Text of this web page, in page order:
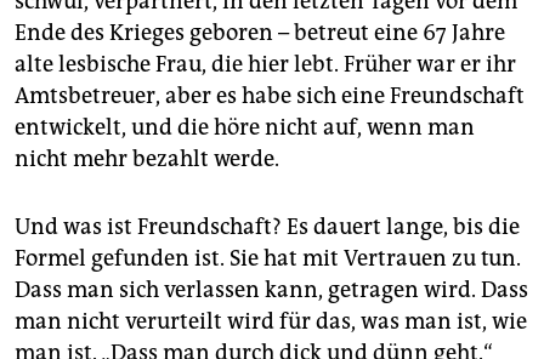
Ende des Krieges geboren – betreut eine 67 Jahre
alte lesbische Frau, die hier lebt. Früher war er ihr
Amtsbetreuer, aber es habe sich eine Freundschaft
entwickelt, und die höre nicht auf, wenn man
nicht mehr bezahlt werde.
Und was ist Freundschaft? Es dauert lange, bis die
Formel gefunden ist. Sie hat mit Vertrauen zu tun.
Dass man sich verlassen kann, getragen wird. Dass
man nicht verurteilt wird für das, was man ist, wie
man ist. „Dass man durch dick und dünn geht.“